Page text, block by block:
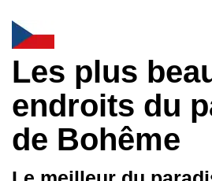
Les plus
endroits du
de Bohême